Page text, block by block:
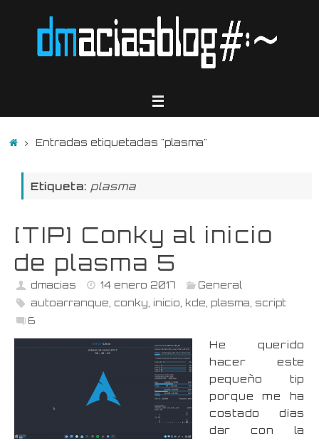
InicioEntradas etiquetadas "plasma"
Etiqueta: plasma
[TIP] Conky al inicio
de plasma 5
dmacias 14 enero 2017
General
autoarranque conky inicio kde plasma script
6
He querido
hacer este
pequeño tip
porque me ha
costado días
dar con la